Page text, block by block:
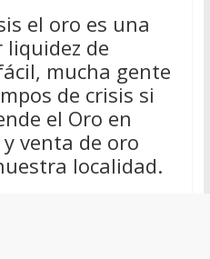
el oro es una
de
mucha gente
de crisis si
el Oro en
venta de oro
localidad.